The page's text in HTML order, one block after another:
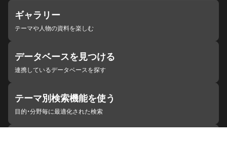
ギャラリー
テーマや人物の資料を楽しむ
データベースを見つける
連携しているデータベースを探す
テーマ別検索機能を使う
目的・分野毎に最適化された検索